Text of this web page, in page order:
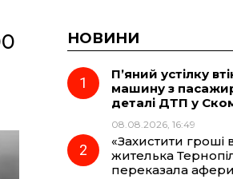
НОВИНИ
П’яний устілку
машину з
деталі ДТП у
08.08.2026, 16:49
«Захистити гроші
жителька
переказала